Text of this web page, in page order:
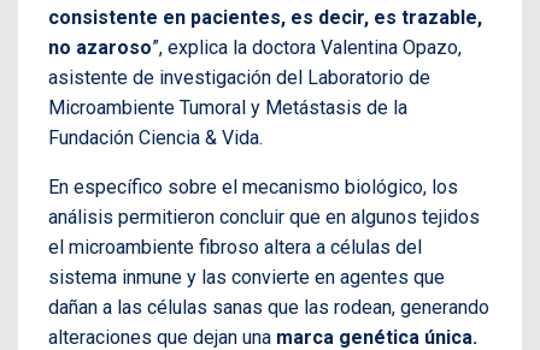
consistente en pacientes, es decir, es trazable,
no azaroso”, explica la doctora Valentina Opazo,
asistente de investigación del Laboratorio de
Microambiente Tumoral y Metástasis de la
Fundación Ciencia & Vida.
En específico sobre el mecanismo biológico, los
análisis permitieron concluir que en algunos tejidos
el microambiente fibroso altera a células del
sistema inmune y las convierte en agentes que
dañan a las células sanas que las rodean, generando
alteraciones que dejan una marca genética única.